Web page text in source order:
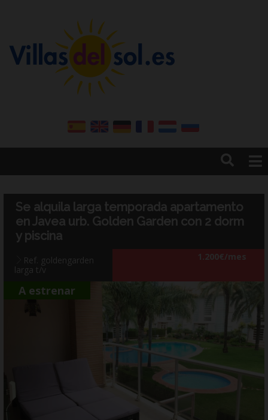
Inicio
Ventas
Vender o alquilar su propiedad
Alquileres
Alquiler anual
Sevicios de hogar
Quienes somos
Se alquila larga temporada apartamento
en Javea urb. Golden Garden con 2 dorm
y piscina
Ref. goldengarden
larga t/v
1.200€/mes
A estrenar